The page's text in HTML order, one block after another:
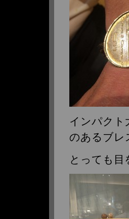
インパクト
のあるブレ
とっても